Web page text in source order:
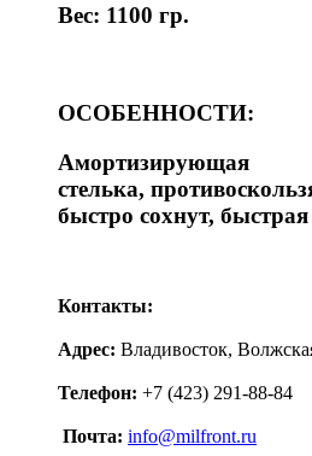
Вес: 1100 гр.
ОСОБЕННОСТИ:
Амортизирующая
стелька,
быстро сохнут,
Контакты:
Адрес: Владивосток,
Телефон: +7 (423) 291-88-84
Почта: info@milfront.ru